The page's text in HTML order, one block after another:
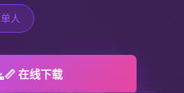
单人
📏 在线下载